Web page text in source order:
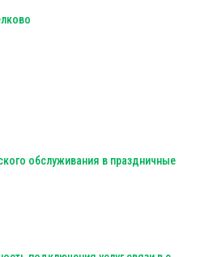
обслуживания в праздничные